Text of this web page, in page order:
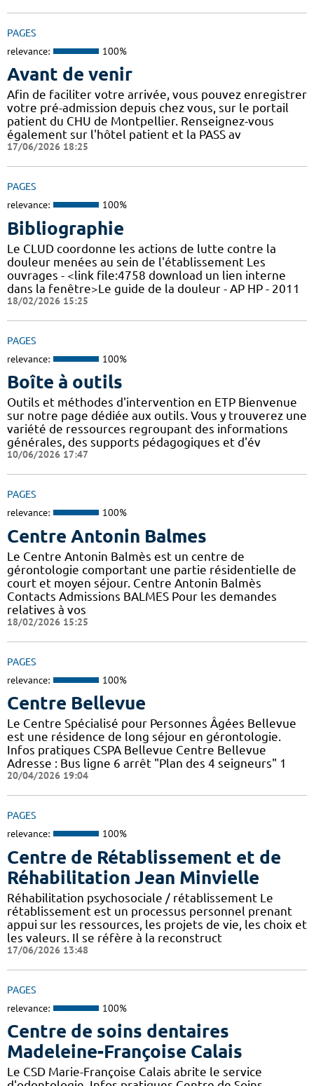
PAGES
relevance: 100%
Avant de venir
Afin de faciliter votre arrivée, vous pouvez enregistrer
votre pré-admission depuis chez vous, sur le portail
patient du CHU de Montpellier. Renseignez-vous
également sur l'hôtel patient et la PASS av
17/06/2026 18:25
PAGES
relevance: 100%
Bibliographie
Le CLUD coordonne les actions de lutte contre la
douleur menées au sein de l'établissement Les
ouvrages - <link file:4758 download un lien interne
dans la fenêtre>Le guide de la douleur - AP HP - 2011
18/02/2026 15:25
PAGES
relevance: 100%
Boîte à outils
Outils et méthodes d'intervention en ETP Bienvenue
sur notre page dédiée aux outils. Vous y trouverez une
variété de ressources regroupant des informations
générales, des supports pédagogiques et d'év
10/06/2026 17:47
PAGES
relevance: 100%
Centre Antonin Balmes
Le Centre Antonin Balmès est un centre de
gérontologie comportant une partie résidentielle de
court et moyen séjour. Centre Antonin Balmès
Contacts Admissions BALMES Pour les demandes
relatives à vos
18/02/2026 15:25
PAGES
relevance: 100%
Centre Bellevue
Le Centre Spécialisé pour Personnes Âgées Bellevue
est une résidence de long séjour en gérontologie.
Infos pratiques CSPA Bellevue Centre Bellevue
Adresse : Bus ligne 6 arrêt "Plan des 4 seigneurs" 1
20/04/2026 19:04
PAGES
relevance: 100%
Centre de Rétablissement et de
Réhabilitation Jean Minvielle
Réhabilitation psychosociale / rétablissement Le
rétablissement est un processus personnel prenant
appui sur les ressources, les projets de vie, les choix et
les valeurs. Il se réfère à la reconstruct
17/06/2026 13:48
PAGES
relevance: 100%
Centre de soins dentaires
Madeleine-Françoise Calais
Le CSD Marie-Françoise Calais abrite le service